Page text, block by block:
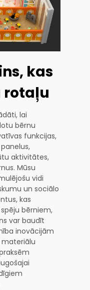
kas
rotaļu
lai
bērnu
funkcijas,
aktivitātes,
Mūsu
vidi
un sociālo
kas
bērniem,
var baudīt
inovācijām
materiālu